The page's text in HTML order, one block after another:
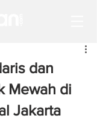
dan
Mewah di
Jakarta